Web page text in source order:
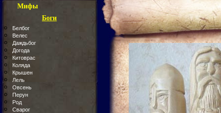
Мифы
Боги
Белбог
Велес
Даждьбог
Догода
Китоврас
Коляда
Крышен
Лель
Овсень
Перун
Род
Сварог